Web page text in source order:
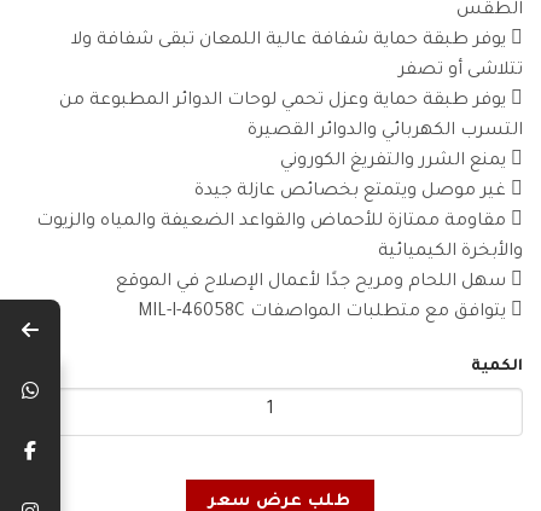
الطقس
 يوفر طبقة حماية شفافة عالية اللمعان تبقى شفافة ولا
تتلاشى أو تصفر
 يوفر طبقة حماية وعزل تحمي لوحات الدوائر المطبوعة من
التسرب الكهربائي والدوائر القصيرة
 يمنع الشرر والتفريغ الكوروني
 غير موصل ويتمتع بخصائص عازلة جيدة
 مقاومة ممتازة للأحماض والقواعد الضعيفة والمياه والزيوت
والأبخرة الكيميائية
 سهل اللحام ومريح جدًا لأعمال الإصلاح في الموقع
 يتوافق مع متطلبات المواصفات MIL-I-46058C
الكمية
طلب عرض سعر